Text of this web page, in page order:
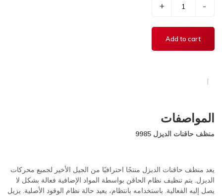
-
+
المواصفات
منظف حاقنات الديزل 9985
يعد منظف حاقنات الديزل منتجًا احترافيًا من الجيل الأخير لجميع محركات
الديزل. يتم تنظيف نظام الحاقن بواسطة المواد الإضافية فعالة بشكل لا
يصل إليه الفعالية. باستخدامه بانتظام، يعيد حالة نظام الوقود الأصلية. يزيل